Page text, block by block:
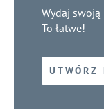
Wydaj swoją
To łatwe!
UTWÓRZ